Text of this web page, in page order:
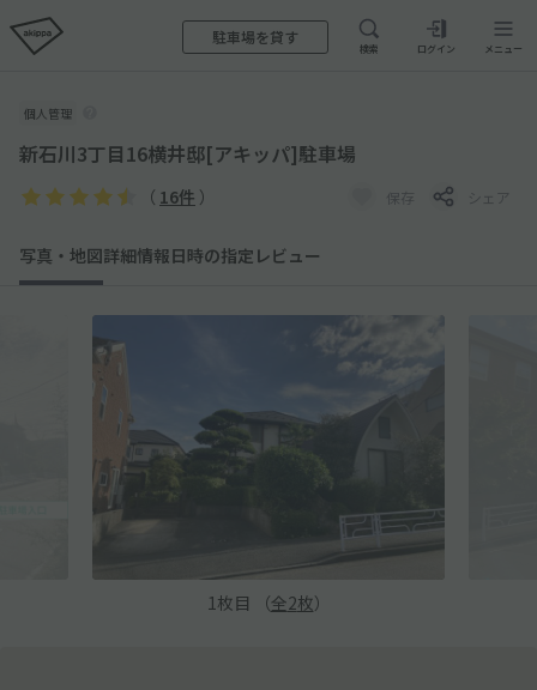
駐車場を貸す
検索 ログイン メニュー
個人管理
新石川3丁目16横井邸[アキッパ]駐車場
（ 16件 ） 保存 シェア
写真・地図詳細情報日時の指定 レビュー
1 枚目 （全2枚）